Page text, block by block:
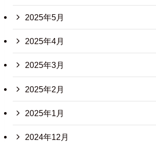
2025年5月
2025年4月
2025年3月
2025年2月
2025年1月
2024年12月